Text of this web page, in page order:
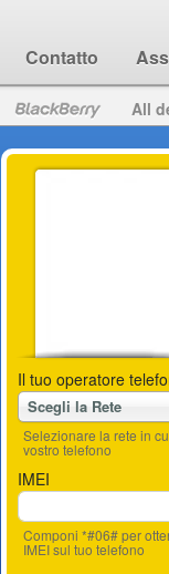
Contatto
All
Il tuo operatore
Scegli la Rete
Selezionare la rete in
vostro telefono
IMEI
Componi *#06# per
IMEI sul tuo telefono